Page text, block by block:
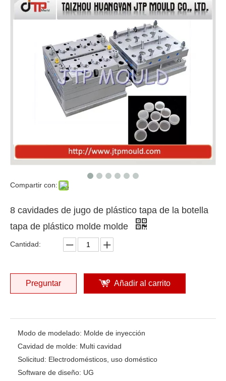
Compartir con:
8 cavidades de jugo de plástico tapa de la botella
tapa de plástico molde molde
Cantidad:
Preguntar Añadir al carrito
Modo de modelado: Molde de inyección
Cavidad de molde: Multi cavidad
Solicitud: Electrodomésticos, uso doméstico
Software de diseño: UG